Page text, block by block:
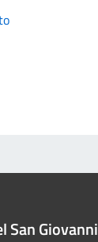
San Giovanni